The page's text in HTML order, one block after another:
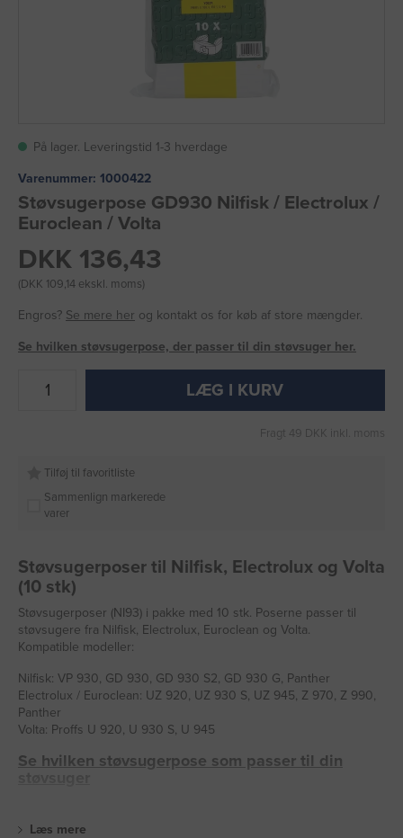
På lager. Leveringstid 1-3 hverdage
Varenummer: 1000422
Støvsugerpose GD930 Nilfisk / Electrolux /
Euroclean / Volta
DKK 136,43
(DKK 109,14 ekskl. moms)
Engros? Se mere her og kontakt os for køb af store mængder.
Se hvilken støvsugerpose, der passer til din støvsuger her.
LÆG I KURV
Fragt 49 DKK inkl. moms
Tilføj til favoritliste
Sammenlign markerede
varer
Støvsugerposer til Nilfisk, Electrolux og Volta
(10 stk)
Støvsugerposer (NI93) i pakke med 10 stk. Poserne passer til
støvsugere fra Nilfisk, Electrolux, Euroclean og Volta.
Kompatible modeller:
Nilfisk: VP 930, GD 930, GD 930 S2, GD 930 G, Panther
Electrolux / Euroclean: UZ 920, UZ 930 S, UZ 945, Z 970, Z 990,
Panther
Volta: Proffs U 920, U 930 S, U 945
Se hvilken støvsugerpose som passer til din
Læs mere